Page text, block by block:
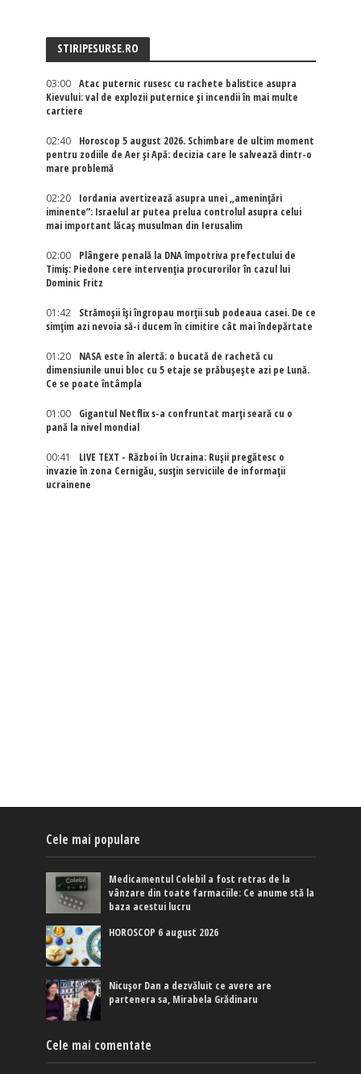
STIRIPESURSE.RO
03:00
Atac puternic rusesc cu rachete balistice asupra
Kievului: val de explozii puternice și incendii în mai multe
cartiere
02:40
Horoscop 5 august 2026. Schimbare de ultim moment
pentru zodiile de Aer și Apă: decizia care le salvează dintr-o
mare problemă
02:20
Iordania avertizează asupra unei „amenințări
iminente”: Israelul ar putea prelua controlul asupra celui
mai important lăcaș musulman din Ierusalim
02:00
Plângere penală la DNA împotriva prefectului de
Timiș: Piedone cere intervenția procurorilor în cazul lui
Dominic Fritz
01:42
Strămoșii își îngropau morții sub podeaua casei. De ce
simțim azi nevoia să-i ducem în cimitire cât mai îndepărtate
01:20
NASA este în alertă: o bucată de rachetă cu
dimensiunile unui bloc cu 5 etaje se prăbușește azi pe Lună.
Ce se poate întâmpla
01:00
Gigantul Netflix s-a confruntat marţi seară cu o
pană la nivel mondial
00:41
LIVE TEXT - Război în Ucraina: Rușii pregătesc o
invazie în zona Cernigău, susțin serviciile de informații
ucrainene
Cele mai populare
Medicamentul Colebil a fost retras de la
vânzare din toate farmaciile: Ce anume stă la
baza acestui lucru
HOROSCOP 6 august 2026
Nicușor Dan a dezvăluit ce avere are
partenera sa, Mirabela Grădinaru
Cele mai comentate